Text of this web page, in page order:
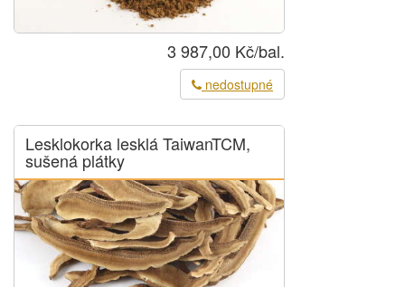
3 987,00 Kč/bal.
nedostupné
Lesklokorka lesklá TaiwanTCM,
sušená plátky